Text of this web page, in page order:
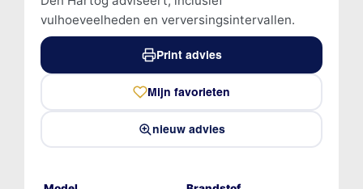
vulhoeveelheden en verversingsintervallen.
Print advies
Mijn favorieten
nieuw advies